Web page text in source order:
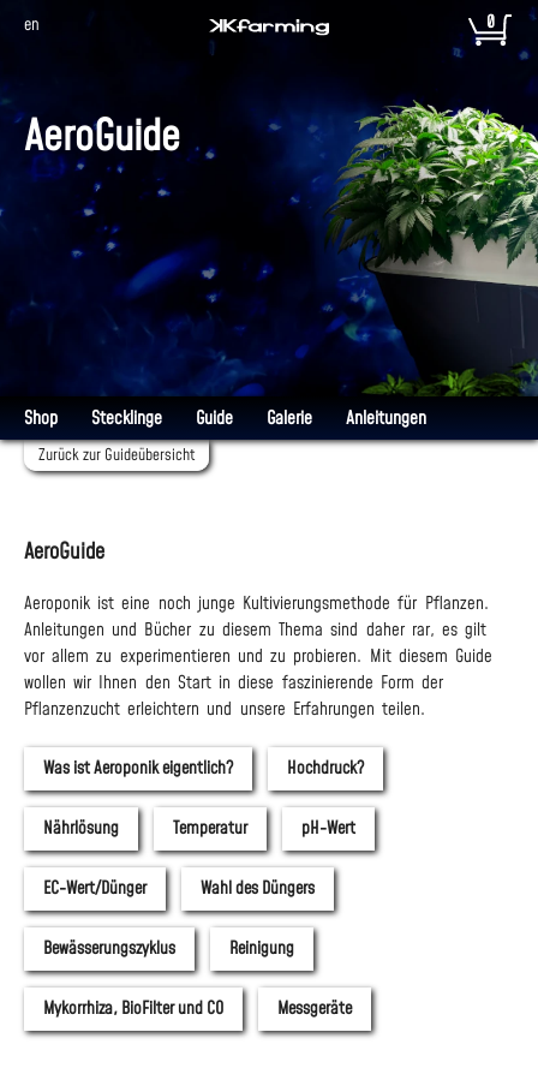
en 0
AeroGuide
Shop Stecklinge Guide Galerie Anleitungen
Zurück zur Guideübersicht
AeroGuide
Aeroponik ist eine noch junge Kultivierungsmethode für Pflanzen.
Anleitungen und Bücher zu diesem Thema sind daher rar, es gilt
vor allem zu experimentieren und zu probieren. Mit diesem Guide
wollen wir Ihnen den Start in diese faszinierende Form der
Pflanzenzucht erleichtern und unsere Erfahrungen teilen.
Was ist Aeroponik eigentlich? Hochdruck?
Nährlösung Temperatur pH-Wert
EC-Wert/Dünger Wahl des Düngers
Bewässerungszyklus Reinigung
Mykorrhiza, BioFilter und CO Messgeräte